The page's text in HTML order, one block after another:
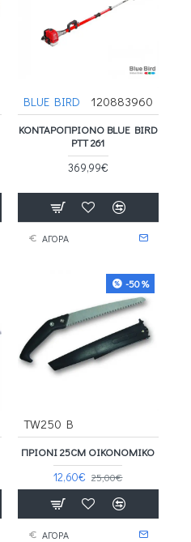
BLUE BIRD 120883960
ΚΟΝΤΑΡΟΠΡΙΟΝΟ BLUE BIRD
PTT 261
369,99€
ΑΓΟΡΑ
-50 %
TW250 B
ΠΡΙΌΝΙ 25CM ΟΙΚΟΝΟΜΙΚΌ
12,60€ 25,00€
ΑΓΟΡΑ